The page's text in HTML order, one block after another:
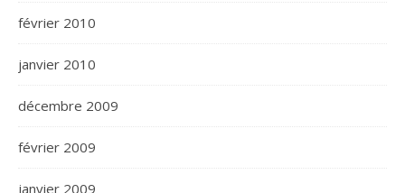
février 2010
janvier 2010
décembre 2009
février 2009
janvier 2009